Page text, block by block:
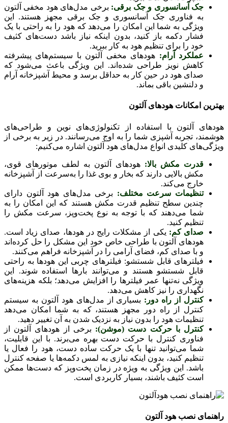
جک آسانسوری و جک برقی: برخی مدل‌های هود مخفی آلتون
به فناوری جک آسانسوری و جک برقی مجهز هستند. این
ویژگی به شما این امکان را می‌دهد که هود را به راحتی با یک
فشار دکمه باز کنید، بدون اینکه نیاز باشد دست‌های کثیف
خود را برای تنظیم هود به کار ببرید.
عملکرد آرام: هودهای مخفی آلتون با سیستم‌های پیشرفته
کاهش نویز طراحی شده‌اند. این ویژگی باعث می‌شود که
صدای هود در حین کار به حداقل برسد و محیط آشپزخانه آرام
و دلنشین باقی بماند.
بهترین امکانات هودهای آلتون
هودهای آلتون با استفاده از تکنولوژی‌های نوین و طراحی‌های
هوشمند، تجربه آشپزی شما را به اوج می‌رسانند. در زیر به برخی از
ویژگی‌های کلیدی انواع مدل‌های هود آلتون اشاره می‌کنیم:
قدرت مکش بالا: هودهای آلتون به لطف موتورهای قوی،
مکش بالایی دارند که بخار و بوی غذا را به‌سرعت از آشپزخانه
خارج می‌کند.
تنظیمات سرعت مختلف: برخی مدل‌های هود آلتون دارای
چندین سطح تنظیم قدرت مکش هستند که این امکان را به
شما می‌دهند که با توجه به نوع پخت‌وپز، سرعت مکش را
تنظیم کنید.
صدای کم: یکی از مشکلات رایج در هودها، صدای زیاد است.
هودهای آلتون با طراحی خاص خود این مشکل را حل کرده‌اند
و با صدای کم، فضای آرامی را در آشپزخانه فراهم می‌کنند.
فیلترهای قابل شستشو: فیلترهای چربی این هودها به راحتی
قابل شستشو هستند و می‌توانند بارها استفاده شوند. این
ویژگی نه‌تنها عمر فیلترها را افزایش می‌دهد؛ بلکه هزینه‌های
نگهداری را نیز کاهش می‌دهد.
کنترل از راه دور: بسیاری از مدل‌های هود آلتون به سیستم
کنترل از راه دور مجهز هستند، که به شما امکان می‌دهد
تنظیمات هود را بدون نیاز به نزدیک شدن به آن تغییر دهید.
کنترل با حرکت دست (موشن): برخی از هودهای آلتون از
فناوری کنترل با حرکت دست بهره می‌برند. با این قابلیت،
شما می‌توانید تنها با یک حرکت ساده دست، هود را فعال یا
تنظیم کنید، بدون اینکه نیازی به لمس دکمه‌ها یا صفحه کنترل
باشد. این ویژگی به ویژه در زمان پخت‌وپز که دست‌ها ممکن
است کثیف باشند، بسیار کاربردی است.
راهنمای نصب هود آلتون